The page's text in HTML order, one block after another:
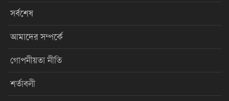
সর্বশেষ
আমাদের সম্পর্কে
গোপনীয়তা নীতি
শর্তাবলী